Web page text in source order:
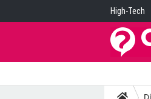
High-Tech